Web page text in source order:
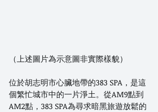
（上述圖片為示意圖非實際樣貌）
位於胡志明市心臟地帶的383 SPA，是這
個繁忙城市中的一片淨土。從AM9點到
AM2點，383 SPA為尋求暗黑旅遊放鬆的